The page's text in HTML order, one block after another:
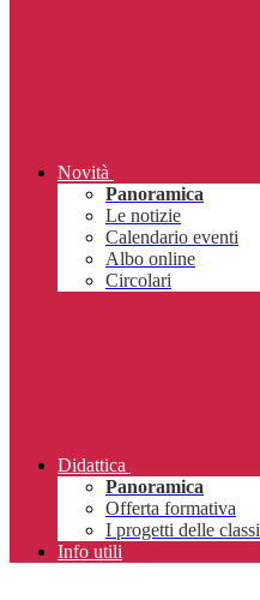
Novità
Panoramica
Le notizie
Calendario eventi
Albo online
Circolari
Didattica
Panoramica
Offerta formativa
I progetti delle classi
Info utili